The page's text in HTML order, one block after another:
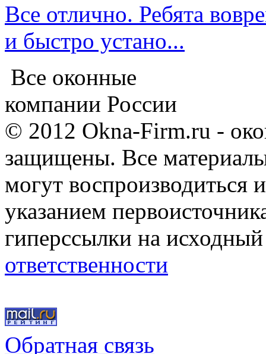
Все отлично. Ребята
и быстро устано...
Все оконные
компании России
© 2012 Okna-Firm.ru -
защищены. Все
могут воспроизводиться
указанием
гиперссылки на
ответственности
Обратная связь